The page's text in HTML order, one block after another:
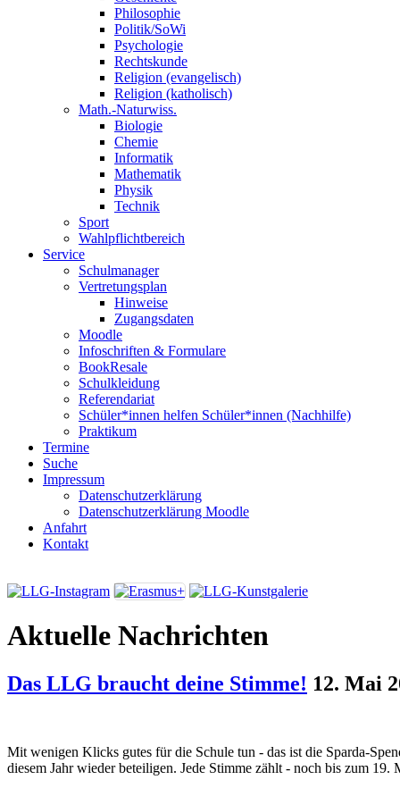
Philosophie
Politik/SoWi
Psychologie
Rechtskunde
Religion (evangelisch)
Religion (katholisch)
Math.-Naturwiss.
Biologie
Chemie
Informatik
Mathematik
Physik
Technik
Sport
Wahlpflichtbereich
Service
Schulmanager
Vertretungsplan
Hinweise
Zugangsdaten
Moodle
Infoschriften & Formulare
BookResale
Schulkleidung
Referendariat
Schüler*innen helfen Schüler*innen (Nachhilfe)
Praktikum
Termine
Suche
Impressum
Datenschutzerklärung
Datenschutzerklärung Moodle
Anfahrt
Kontakt
Aktuelle Nachrichten
Das LLG braucht deine Stimme! 12. Mai
Mit wenigen Klicks gutes für die Schule tun - das ist die Sparda-
diesem Jahr wieder beteiligen. Jede Stimme zählt - noch bis zum 19.